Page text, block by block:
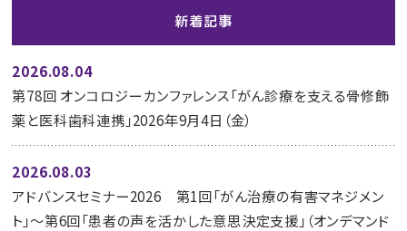
新着記事
2026.08.04
第78回 オンコロジーカンファレンス「がん診療を支える骨修飾
薬と医科歯科連携」2026年9月4日（金）
2026.08.03
アドバンスセミナー2026 第1回「がん治療の有害マネジメン
ト」～第6回「患者の声を活かした意思決定支援」（オンデマンド